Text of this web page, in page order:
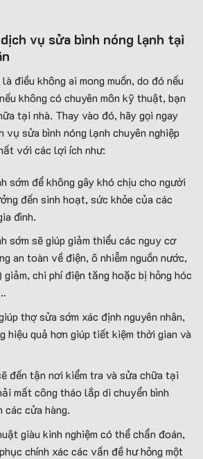
vụ sửa bình nóng lạnh tại
điều không ai mong muốn, do đó nếu
không có chuyên môn kỹ thuật, bạn
tại nhà. Thay vào đó, hãy gọi ngay
sửa bình nóng lạnh chuyên nghiệp
với các lợi ích như:
sớm để không gây khó chịu cho người
đến sinh hoạt, sức khỏe của các
đình.
sớm sẽ giúp giảm thiểu các nguy cơ
an toàn về điện, ô nhiễm nguồn nước,
giảm, chi phí điện tăng hoặc bị hỏng hóc
thợ sửa sớm xác định nguyên nhân,
hiệu quả hơn giúp tiết kiệm thời gian và
đến tận nơi kiểm tra và sửa chữa tại
mất công tháo lắp di chuyển bình
các cửa hàng.
giàu kinh nghiệm có thể chẩn đoán,
chính xác các vấn đề hư hỏng một